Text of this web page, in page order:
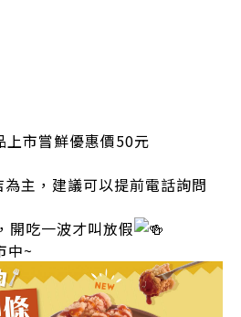
市嘗鮮優惠價50元
為主，建議可以提前電話詢問
開吃一波才叫放假
中~